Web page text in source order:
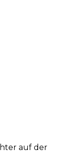
auf der